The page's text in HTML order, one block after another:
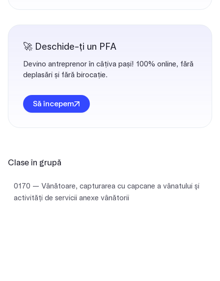
Clase în grupă
0170 — Vânătoare, capturarea cu capcane a vânatului şi
activităţi de servicii anexe vânătorii
🚀 Deschide-ți un PFA
Devino antreprenor în câțiva pași! 100% online, fără
deplasări și fără birocație.
Să începem